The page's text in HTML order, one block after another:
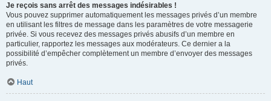
Je reçois sans arrêt des messages indésirables !
Vous pouvez supprimer automatiquement les messages privés d’un membre
en utilisant les filtres de message dans les paramètres de votre messagerie
privée. Si vous recevez des messages privés abusifs d’un membre en
particulier, rapportez les messages aux modérateurs. Ce dernier a la
possibilité d’empêcher complètement un membre d’envoyer des messages
privés.
Haut